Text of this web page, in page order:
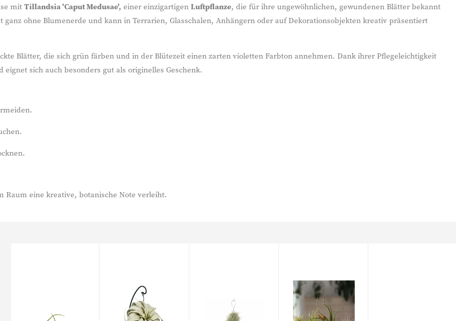
mitTillandsia 'Caput Medusae', einer einzigartigenLuftpflanze, die für ihre ungewöhnlichen, gewundenen Blätter bekannt
ohne Blumenerde und kann in Terrarien, Glasschalen, Anhängern oder auf Dekorationsobjekten kreativ präsentiert
Blätter, die sich grün färben und in der Blütezeit einen zarten violetten Farbton annehmen. Dank ihrer Pflegeleichtigkeit
sich auch besonders gut als originelles Geschenk.
Raum eine kreative, botanische Note verleiht.